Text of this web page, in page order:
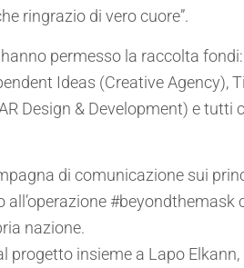
ringrazio di vero cuore”.
permesso la raccolta
Ideas (Creative Agency),
Design & Development) e
di comunicazione sui
nazione.
progetto insieme a Lapo